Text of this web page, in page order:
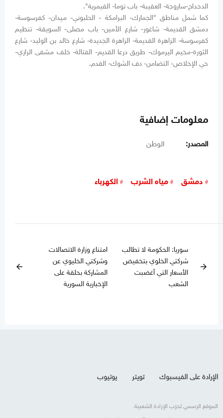
الدحداح-ساروجة- العقيبة- باب توما- القيمرية".
كما شمل مناطق "الجمارك- البرامكة - الحلبوني- ميدان- كفرسوسة-
دمشق القديمة- شاغور- شارع الأمين- باب مصلى- السويقة- تنظيم
كفرسوسة- الزاهرة القديمة- الزاهرة الجديدة- شارع خالد بن الوليد- شارع
الثورة-مخيم اليرموك- طريق درعا القديم- الفتالة- خلف مشفى الرازي-
حي الإخلاص- التضامن- دف الشوك- القدم.
معلومات إضافية
المصدر: الوطن
دمشق مياه الشرب الكهرباء
arrow_forward
سوريا: الحكومة لا تطالب
شركتي الخلوي بتخفيض
الأسعار التي أغضبت
الشعب
امتناع وزارة الاتصالات
وشركتي الخليوي عن
المشاركة بحلقة على
الإخبارية السورية
arrow_back
الإرادة على الفيسبوك تويتر يوتيوب
الموقع الرسمي لحزب الإرادة الشعبية.